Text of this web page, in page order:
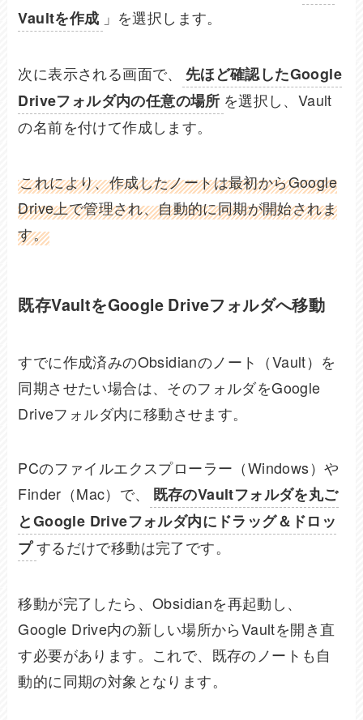
Vaultを作成 」を選択します。
次に表示される画面で、
先ほど確認したGoogle
Driveフォルダ内の任意の場所 を選択し、Vault
の名前を付けて作成します。
これにより、作成したノートは最初からGoogle
Drive上で管理され、自動的に同期が開始されま
す。
既存VaultをGoogle Driveフォルダへ移動
すでに作成済みのObsidianのノート（Vault）を
同期させたい場合は、そのフォルダをGoogle
Driveフォルダ内に移動させます。
PCのファイルエクスプローラー（Windows）や
Finder（Mac）で、
既存のVaultフォルダを丸ご
とGoogle Driveフォルダ内にドラッグ＆ドロッ
プするだけで移動は完了です。
移動が完了したら、Obsidianを再起動し、
Google Drive内の新しい場所からVaultを開き直
す必要があります。これで、既存のノートも自
動的に同期の対象となります。